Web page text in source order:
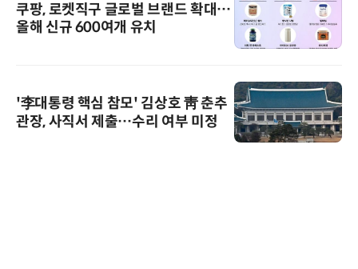
쿠팡, 로켓직구 글로벌 브랜드 확대…
올해 신규 600여개 유치
'李대통령 핵심 참모' 김상호 靑 춘추
관장, 사직서 제출…수리 여부 미정